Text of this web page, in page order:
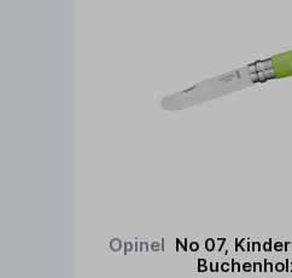
Opinel No 07,